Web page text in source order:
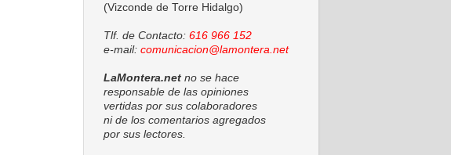
(Vizconde de Torre Hidalgo)
Tlf. de Contacto: 616 966 152
e-mail: comunicacion@lamontera.net
LaMontera.net no se hace
responsable de las opiniones
vertidas por sus colaboradores
ni de los comentarios agregados
por sus lectores.